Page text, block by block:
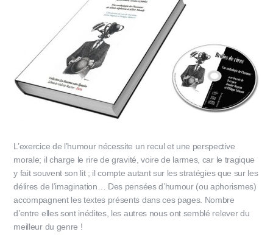
L’exercice de l’humour nécessite un recul et une perspective
morale; il charge le rire de gravité, voire de larmes, car le tragique
y fait souvent son lit ; il compte autant sur les stratégies que sur les
délires de l’imagination… Des pensées d’humour (ou aphorismes)
accompagnent les textes présents dans ces pages. Nombre
d’entre elles sont inédites, les autres nous ont semblé relever du
meilleur du genre !